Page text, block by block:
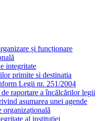
și funcționare
integritate
primite si destinatia
Legii nr. 251/2004
raportare a încălcărilor legii
asumarea unei agende
organizațională
al instituției